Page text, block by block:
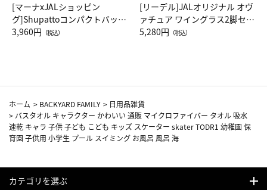
[マーナxJALショッピン
グ]Shupattoコンパクトバッグ
Drop JAL客室乗務員（LC）ス
3,960円 （税込）
[リーデル]JALオリジナル オヴ
ァチュア ワイングラス2脚セッ
ト（レッドワイン）
5,280円 （税込）
ホーム > BACKYARD FAMILY > 日用品雑貨
> バスタオル キャラクター かわいい 通販 マイクロファイバー タオル 吸水
速乾 キャラ 子供 子ども こども キッズ スケーター skater TODR1 幼稚園 保
育園 子供用 小学生 プール スイミング お風呂 風呂 海
カテゴリを選ぶ